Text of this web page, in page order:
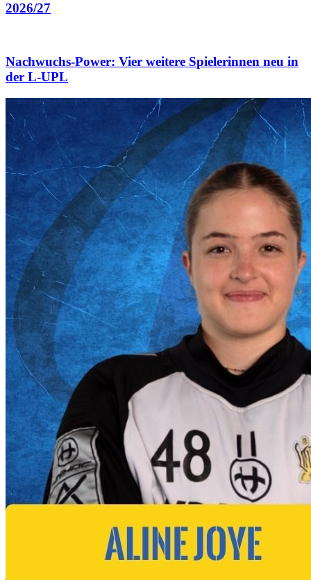
2026/27
Nachwuchs-Power: Vier weitere Spielerinnen neu in
der L-UPL